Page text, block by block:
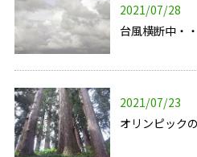
2021/07/28
台風横断中・
2021/07/23
オリンピック